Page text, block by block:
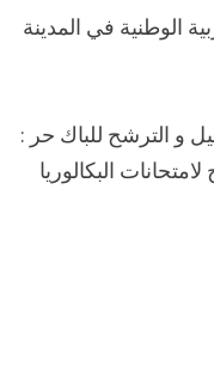
الوطنية في المدينة
و الترشح للباك حر :
البكالوريا